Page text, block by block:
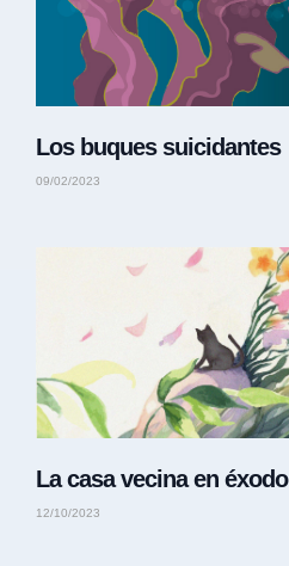
Los buques suicidantes
09/02/2023
La casa vecina en éxodo
12/10/2023